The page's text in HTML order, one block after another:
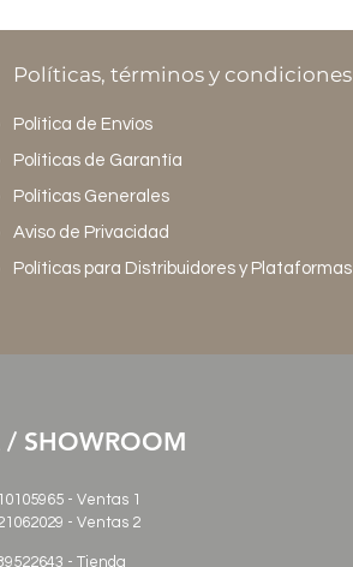
Políticas, términos y condiciones
Política de Envíos
Políticas de Garantía
Políticas Generales
Aviso de Privacidad
Políticas para Distribuidores y Plataformas
/ SHOWROOM
- Ventas 1
- Ventas 2
- Tienda